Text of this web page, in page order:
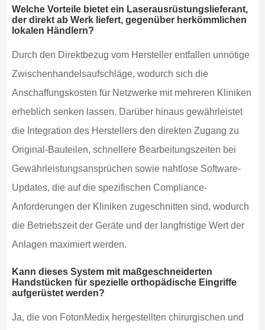
Welche Vorteile bietet ein Laserausrüstungslieferant,
der direkt ab Werk liefert, gegenüber herkömmlichen
lokalen Händlern?
Durch den Direktbezug vom Hersteller entfallen unnötige
Zwischenhandelsaufschläge, wodurch sich die
Anschaffungskosten für Netzwerke mit mehreren Kliniken
erheblich senken lassen. Darüber hinaus gewährleistet
die Integration des Herstellers den direkten Zugang zu
Original-Bauteilen, schnellere Bearbeitungszeiten bei
Gewährleistungsansprüchen sowie nahtlose Software-
Updates, die auf die spezifischen Compliance-
Anforderungen der Kliniken zugeschnitten sind, wodurch
die Betriebszeit der Geräte und der langfristige Wert der
Anlagen maximiert werden.
Kann dieses System mit maßgeschneiderten
Handstücken für spezielle orthopädische Eingriffe
aufgerüstet werden?
Ja, die von FotonMedix hergestellten chirurgischen und